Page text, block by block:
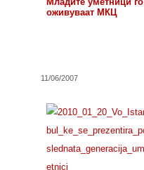
оживуваат МКЦ
11/06/2007